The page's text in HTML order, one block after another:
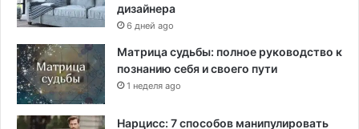
дизайнера
6 дней ago
Матрица судьбы: полное руководство к
познанию себя и своего пути
1 неделя ago
Нарцисс: 7 способов манипулировать